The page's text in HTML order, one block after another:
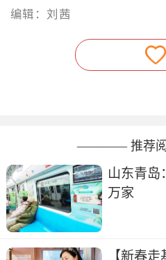
编辑：刘茜
———— 推荐
山东青岛
万家
【新春